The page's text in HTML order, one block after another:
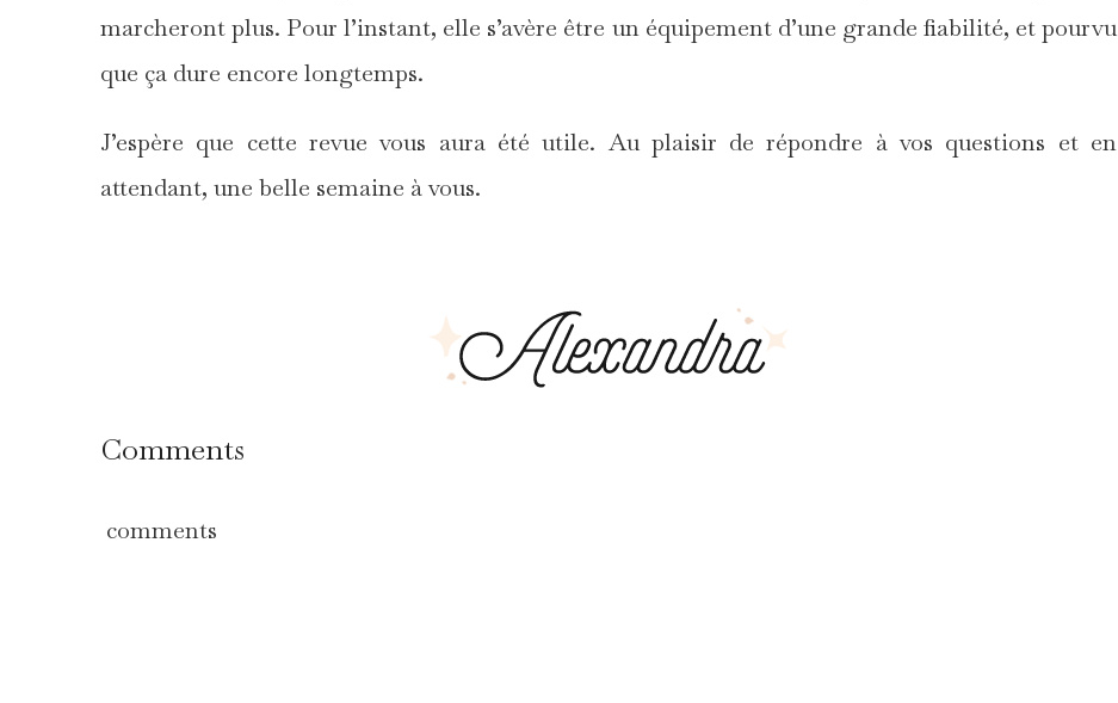
marcheront plus. Pour l’instant, elle s’avère être un équipement d’une grande fiabilité, et pourvu
que ça dure encore longtemps.
J’espère que cette revue vous aura été utile. Au plaisir de répondre à vos questions et en
attendant, une belle semaine à vous.
Comments
comments